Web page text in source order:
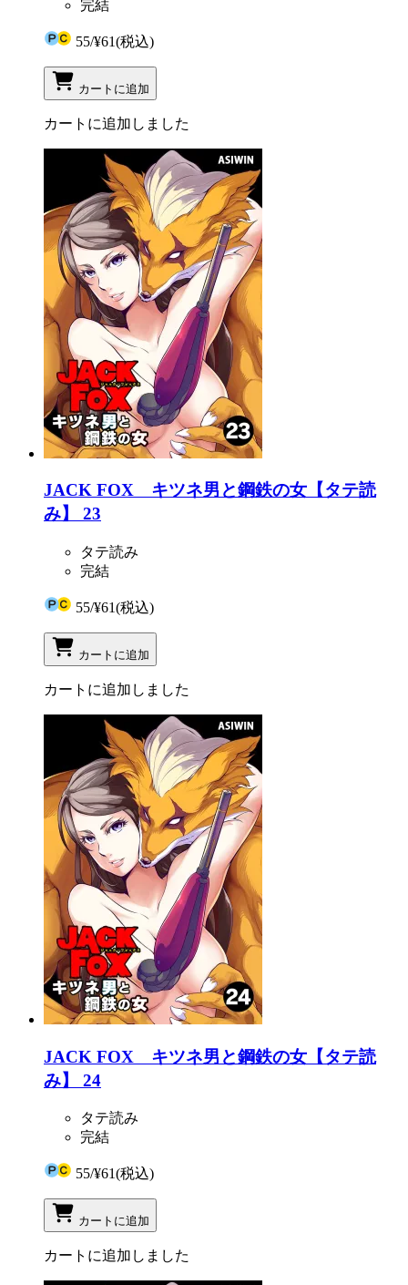
完結
55/¥61(税込)
カートに追加
カートに追加しました
JACK FOX キツネ男と鋼鉄の女【タテ読
み】 23
タテ読み
完結
55/¥61(税込)
カートに追加
カートに追加しました
JACK FOX キツネ男と鋼鉄の女【タテ読
み】 24
タテ読み
完結
55/¥61(税込)
カートに追加
カートに追加しました